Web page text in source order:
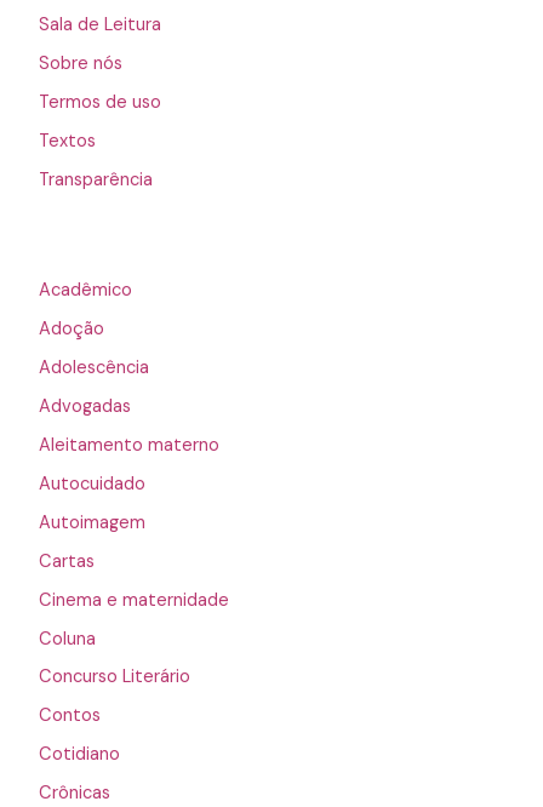
Sala de Leitura
Sobre nós
Termos de uso
Textos
Transparência
Acadêmico
Adoção
Adolescência
Advogadas
Aleitamento materno
Autocuidado
Autoimagem
Cartas
Cinema e maternidade
Coluna
Concurso Literário
Contos
Cotidiano
Crônicas